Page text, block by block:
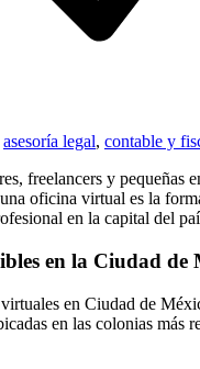
asesoría legal, contable y
freelancers y pequeñas
oficina virtual es la
en la capital del
en la Ciudad de
en Ciudad de
en las colonias más